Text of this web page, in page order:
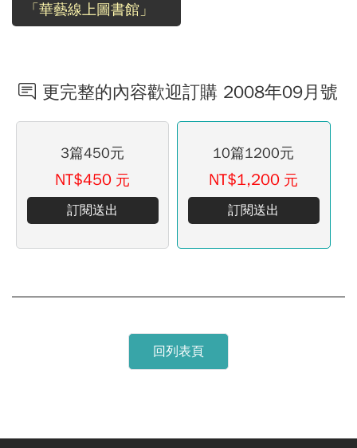
「華藝線上圖書館」
更完整的內容歡迎訂購 2008年09月號
3篇450元
NT$450 元
訂閱送出
10篇1200元
NT$1,200 元
訂閱送出
回列表頁